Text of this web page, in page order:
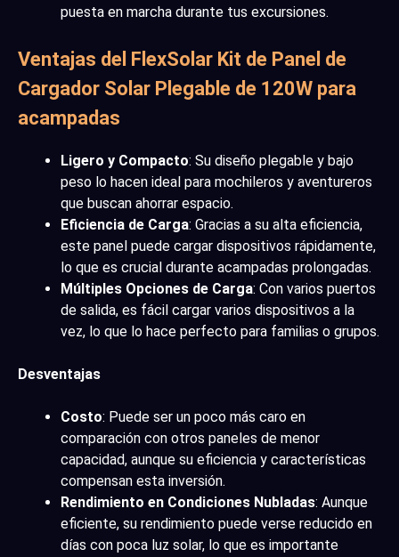
puesta en marcha durante tus excursiones.
Ventajas del FlexSolar Kit de Panel de
Cargador Solar Plegable de 120W para
acampadas
Ligero y Compacto: Su diseño plegable y bajo
peso lo hacen ideal para mochileros y aventureros
que buscan ahorrar espacio.
Eficiencia de Carga: Gracias a su alta eficiencia,
este panel puede cargar dispositivos rápidamente,
lo que es crucial durante acampadas prolongadas.
Múltiples Opciones de Carga: Con varios puertos
de salida, es fácil cargar varios dispositivos a la
vez, lo que lo hace perfecto para familias o grupos.
Desventajas
Costo: Puede ser un poco más caro en
comparación con otros paneles de menor
capacidad, aunque su eficiencia y características
compensan esta inversión.
Rendimiento en Condiciones Nubladas: Aunque
eficiente, su rendimiento puede verse reducido en
días con poca luz solar, lo que es importante